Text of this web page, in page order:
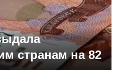
странам на 82